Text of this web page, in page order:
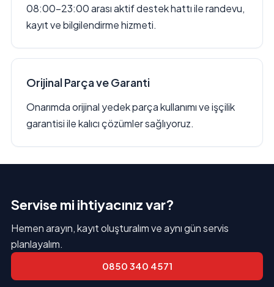
08:00–23:00 arası aktif destek hattı ile randevu,
kayıt ve bilgilendirme hizmeti.
Orijinal Parça ve Garanti
Onarımda orijinal yedek parça kullanımı ve işçilik
garantisi ile kalıcı çözümler sağlıyoruz.
Servise mi ihtiyacınız var?
Hemen arayın, kayıt oluşturalım ve aynı gün servis
planlayalım.
0850 340 4571